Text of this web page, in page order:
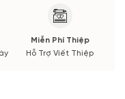
đặn nhất. Bạn sẽ
giao hoa.
Miễn Phí Thiệp
Hỗ Trợ Viết Thiệp